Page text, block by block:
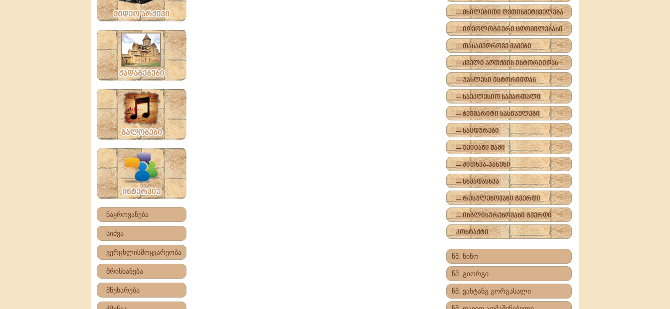
ნაყროვანება
სიძვა
ვერცხლისმოყვარეობა
მრისხანება
მწუხარება
-- მხილებითი ღვთისმეტყველება
-- იდეოლოგიური ცდომილებანი
-- თანამედროვე მამები
-- ძველი აღთქმის ისტორიიდან
-- უახლესი ისტორიიდან
-- საეკლესიო სამართალი
-- ჭეშმარიტი სასწაულები
-- საცდურები
-- შეიცანი ჟამი
-- კითხვა-პასუხი
-- სხვადასხვა
-- რუსულენოვანი გვერდი
-- ინგლისურენოვანი გვერდი
კონტაქტი
წმ. ნინო
წმ. გიორგი
წმ. ვახტანგ გორგასალი